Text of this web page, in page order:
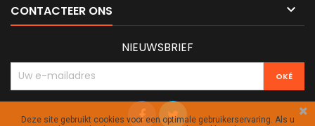
CONTACTEER ONS 
NIEUWSBRIEF
Deze site gebruikt cookies voor een optimale gebruikerservaring. Als u